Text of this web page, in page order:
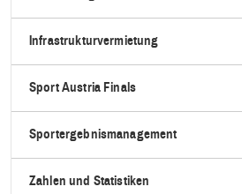
Infrastrukturvermietung
Sport Austria Finals
Sportergebnismanagement
Zahlen und Statistiken